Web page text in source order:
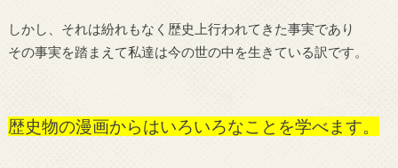
しかし、それは紛れもなく歴史上行われてきた事実であり
その事実を踏まえて私達は今の世の中を生きている訳です。
歴史物の漫画からはいろいろなことを学べます。